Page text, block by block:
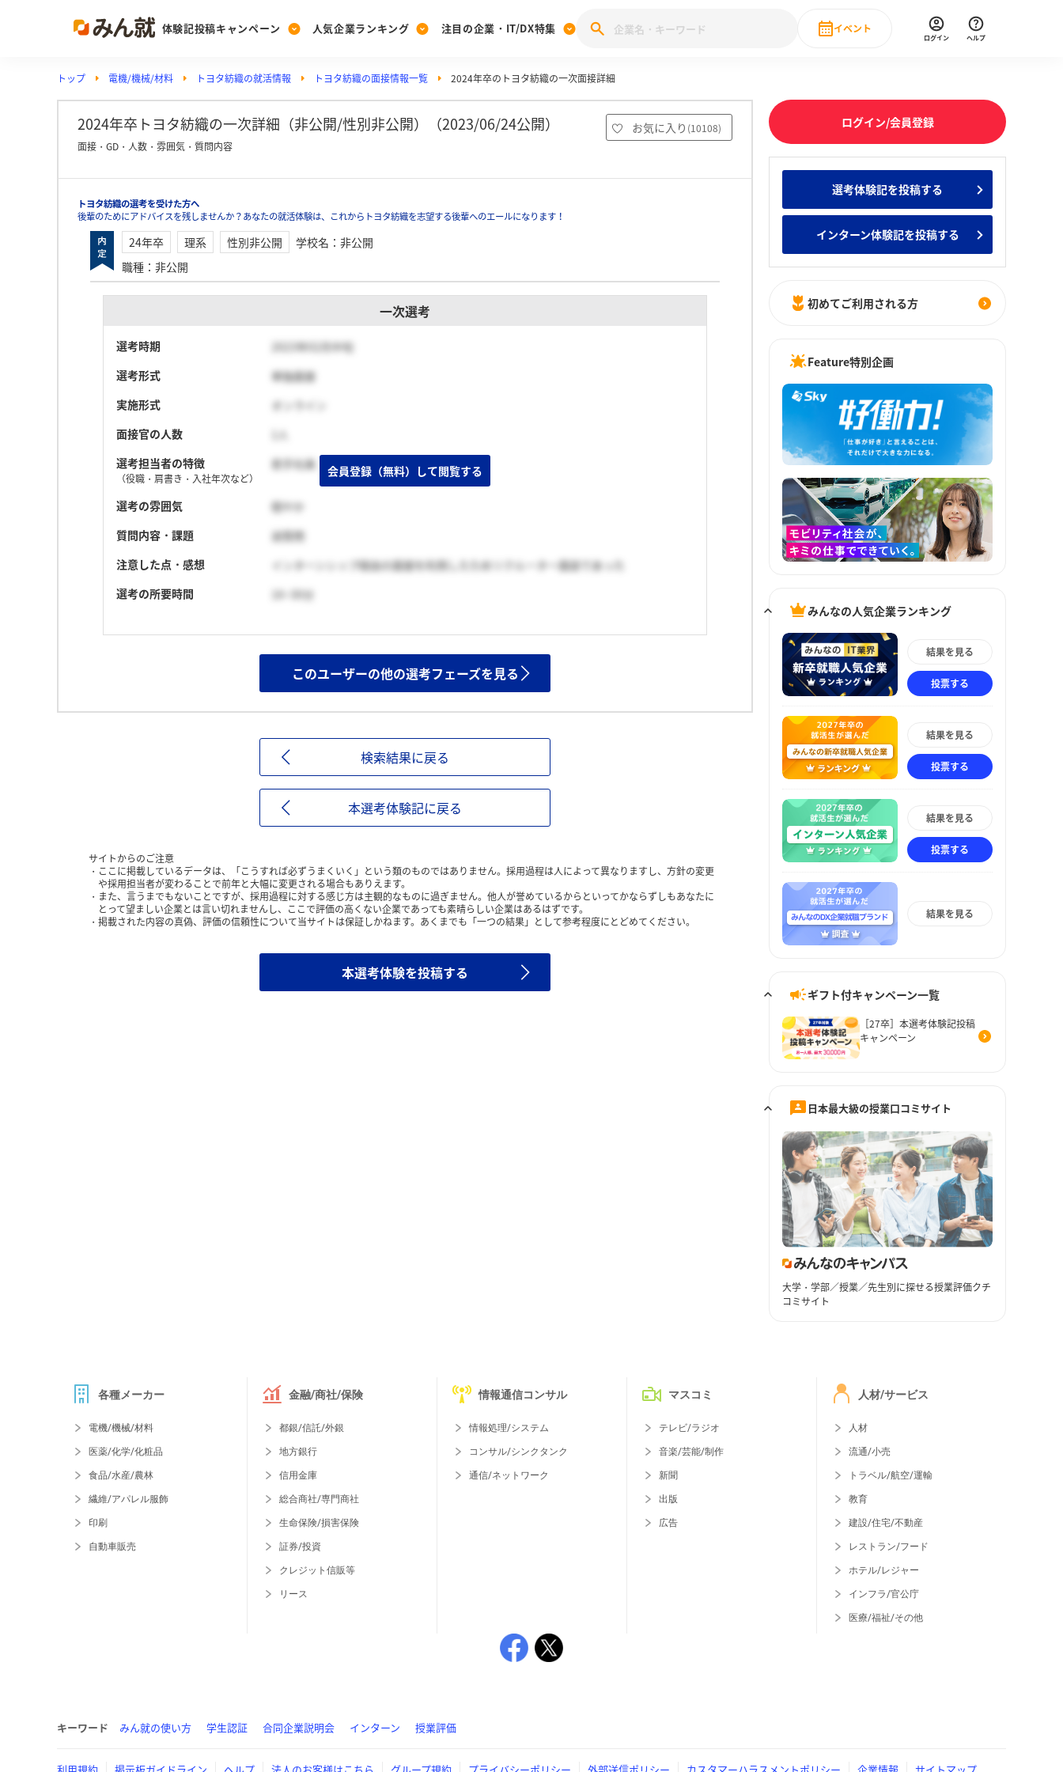
体験記投稿キャンペーン
Post
投稿する
[27卒] 本選考体験記投稿キャンペーン
人気企業ランキング
Ranking
ランキングを見る
みんなのDX企業就職ブランド調査
Vote みんなの新卒就職人気企業ランキング みんなのインターン人気企業ランキ
注目の企業・IT/DX特集
PickUp
注目の企業特集
28卒 IT・DX現場社員インタビュー
動画で知ろう！業界・企業研究
イベント
直近のイベント一覧
ログイン ヘルプ
トップ 電機/機械/材料 トヨタ紡織の就活情報 トヨタ紡織の面接情報一覧 2024年卒のトヨタ紡織の一次面接詳細
2024年卒トヨタ紡織の一次詳細（非公開/性別非公開）（2023/06/24公開） お気に入り (10108)
面接・GD・人数・雰囲気・質問内容
トヨタ紡織の選考を受けた方へ
後輩のためにアドバイスを残しませんか？あなたの就活体験は、これからトヨタ紡織を志望する後輩へのエールになります！
24年卒 理系 性別非公開 学校名 ： 非公開
職種 ： 非公開
一次選考
選考時期
2023年02月中旬
選考形式
単独面接
実施形式
オンライン
面接官の人数
選考担当者の特徴
（役職・肩書き・入社年次など）
若手社員
選考の雰囲気
穏やか
質問内容・課題
逆質問
注意した点・感想
インターンシップ経由の面接を利用したためリクルーター面談であった
選考の所要時間
16~30分
このユーザーの他の選考フェーズを見る
検索結果に戻る
本選考体験記に戻る
サイトからのご注意
ここに掲載しているデータは、「こうすれば必ずうまくいく」という類のものではありません。採用過程は人によって異なりますし、方針の変更
や採用担当者が変わることで前年と大幅に変更される場合もありえます。
また、言うまでもないことですが、採用過程に対する感じ方は主観的なものに過ぎません。他人が誉めているからといってかならずしもあなたに
とって望ましい企業とは言い切れませんし、ここで評価の高くない企業であっても素晴らしい企業はあるはずです。
掲載された内容の真偽、評価の信頼性について当サイトは保証しかねます。あくまでも「一つの結果」として参考程度にとどめてください。
本選考体験を投稿する
ログイン/会員登録
選考体験記を投稿する
インターン体験記を投稿する
初めてご利用される方
Feature特別企画
みんなの人気企業ランキング
結果を見る
投票する
結果を見る
投票する
結果を見る
投票する
結果を見る
ギフト付キャンペーン一覧
［27卒］本選考体験記投稿
キャンペーン
日本最大級の授業口コミサイト
大学・学部／授業／先生別に探せる授業評価クチ
コミサイト
各種メーカー
電機/機械/材料
医薬/化学/化粧品
食品/水産/農林
繊維/アパレル服飾
印刷
自動車販売
金融/商社/保険
都銀/信託/外銀
地方銀行
信用金庫
総合商社/専門商社
生命保険/損害保険
証券/投資
クレジット信販等
リース
情報通信コンサル
情報処理/システム
コンサル/シンクタンク
通信/ネットワーク
マスコミ
テレビ/ラジオ
音楽/芸能/制作
新聞
出版
広告
人材/サービス
人材
流通/小売
トラベル/航空/運輸
教育
建設/住宅/不動産
レストラン/フード
ホテル/レジャー
インフラ/官公庁
医療/福祉/その他
キーワード みん就の使い方 学生認証 合同企業説明会 インターン 授業評価